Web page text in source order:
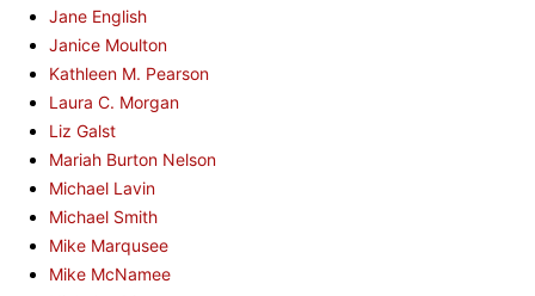
Jane English
Janice Moulton
Kathleen M. Pearson
Laura C. Morgan
Liz Galst
Mariah Burton Nelson
Michael Lavin
Michael Smith
Mike Marqusee
Mike McNamee